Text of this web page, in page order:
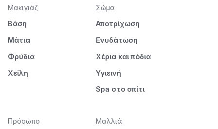
Μακιγιάζ
Βάση
Μάτια
Φρύδια
Χείλη
Σώμα
Αποτρίχωση
Ενυδάτωση
Χέρια και πόδια
Υγιεινή
Spa στο σπίτι
Πρόσωπο
Μαλλιά